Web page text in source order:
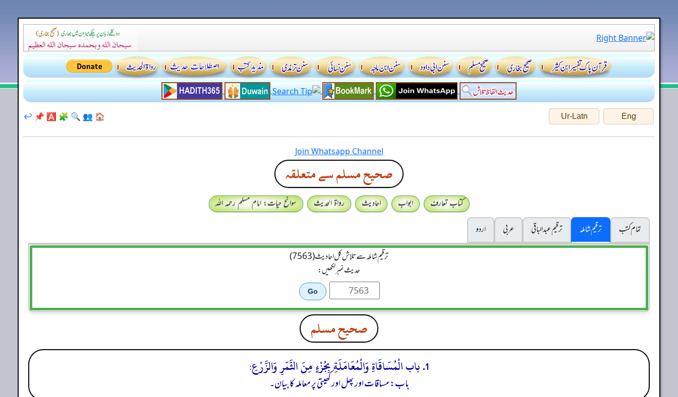
Eng
Ur-Latn
🏠
👥
🔍
🧩
🅰️
📌
↩️
Join Whatsapp Channel
صحيح مسلم سے متعلقہ
کتاب تعارف ابواب احادیث رواۃ الحدیث
سوانح حیات: امام مسلم رحمہ اللہ
تمام کتب
ترقیم شاملہ ترقيم عبدالباقی عربی
اردو
ترقیم شاملہ سے تلاش کل احادیث (7563)
حدیث نمبر لکھیں:
صحيح مسلم
1. باب الْمُسَاقَاةِ وَالْمُعَامَلَةِ بِجُزْءٍ مِنَ الثَّمَرِ وَالزَّرْعِ:
باب: مساقات اور پھل اور کھیتی پر معاملہ کا بیان۔